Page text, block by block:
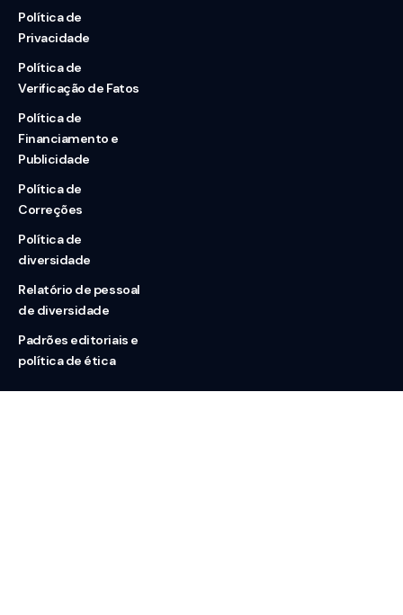
Política de
Privacidade
Política de
Verificação de Fatos
Política de
Financiamento e
Publicidade
Política de
Correções
Política de
diversidade
Relatório de pessoal
de diversidade
Padrões editoriais e
política de ética